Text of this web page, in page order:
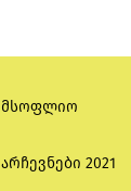
მსოფლიო
არჩევნები 2021